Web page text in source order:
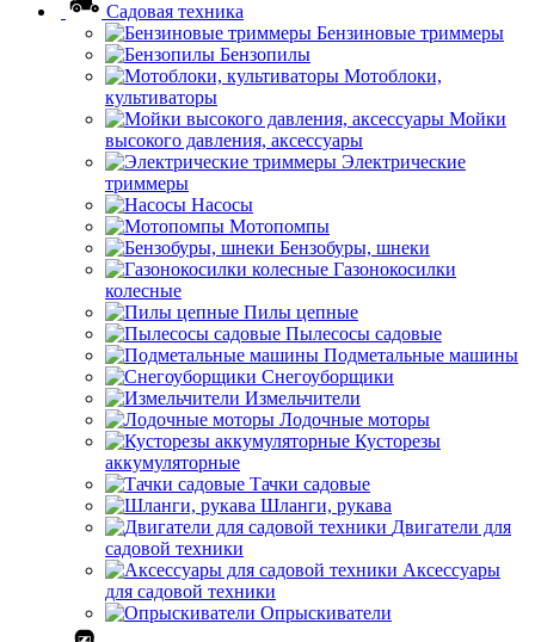
Садовая техника
Бензиновые триммеры
Бензопилы
Мотоблоки,
культиваторы
Мойки
высокого давления, аксессуары
Электрические
триммеры
Насосы
Мотопомпы
Бензобуры, шнеки
Газонокосилки
колесные
Пилы цепные
Пылесосы садовые
Подметальные машины
Снегоуборщики
Измельчители
Лодочные моторы
Кусторезы
аккумуляторные
Тачки садовые
Шланги, рукава
Двигатели для
садовой техники
Аксессуары
для садовой техники
Опрыскиватели